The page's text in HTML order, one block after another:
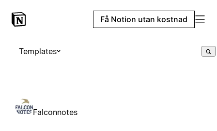
Få Notion utan kostnad
Templates
Falconnotes